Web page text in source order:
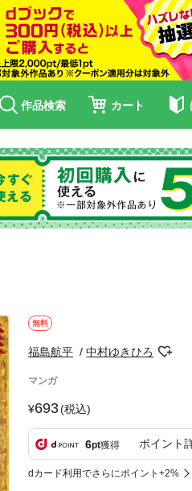
作品検索 カート
無料
福島航平 中村ゆきひろ
マンガ
693(税込)
6pt獲得 ポイント
dカード利用でさらにポイント+2%